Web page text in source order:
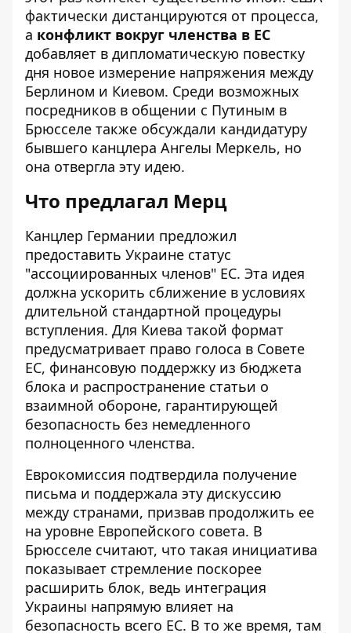
фактически дистанцируются от процесса,
а конфликт вокруг членства в ЕС
добавляет в дипломатическую повестку
дня новое измерение напряжения между
Берлином и Киевом. Среди возможных
посредников в общении с Путиным в
Брюсселе также обсуждали кандидатуру
бывшего канцлера Ангелы Меркель, но
она отвергла эту идею.
Что предлагал Мерц
Канцлер Германии предложил
предоставить Украине статус
"ассоциированных членов" ЕС. Эта идея
должна ускорить сближение в условиях
длительной стандартной процедуры
вступления. Для Киева такой формат
предусматривает право голоса в Совете
ЕС, финансовую поддержку из бюджета
блока и распространение статьи о
взаимной обороне, гарантирующей
безопасность без немедленного
полноценного членства.
Еврокомиссия подтвердила получение
письма и поддержала эту дискуссию
между странами, призвав продолжить ее
на уровне Европейского совета. В
Брюсселе считают, что такая инициатива
показывает стремление поскорее
расширить блок, ведь интеграция
Украины напрямую влияет на
безопасность всего ЕС. В то же время, там